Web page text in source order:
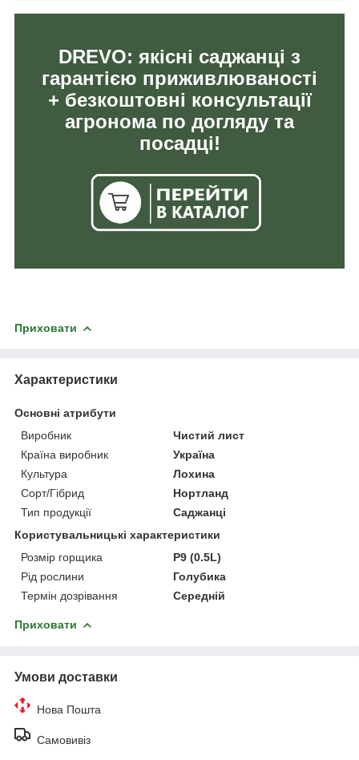
DREVO: якісні саджанці з
гарантією приживлюваності
+ безкоштовні консультації
агронома по догляду та
посадці!
Приховати
Характеристики
Основні атрибути
Виробник
Чистий лист
Країна виробник
Україна
Культура
Лохина
Сорт/Гібрид
Нортланд
Тип продукції
Саджанці
Користувальницькі характеристики
Розмір горщика
P9 (0.5L)
Рід рослини
Голубика
Термін дозрівання
Середній
Приховати
Умови доставки
Нова Пошта
Самовивіз